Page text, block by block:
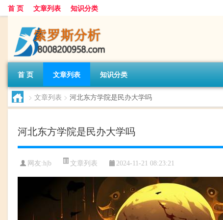
首 页 文章列表 知识分类
首 页 文章列表 知识分类
> 文章列表 > 河北东方学院是民办大学吗
河北东方学院是民办大学吗
网友:h|b 文章列表 2024-11-21 08:23:21